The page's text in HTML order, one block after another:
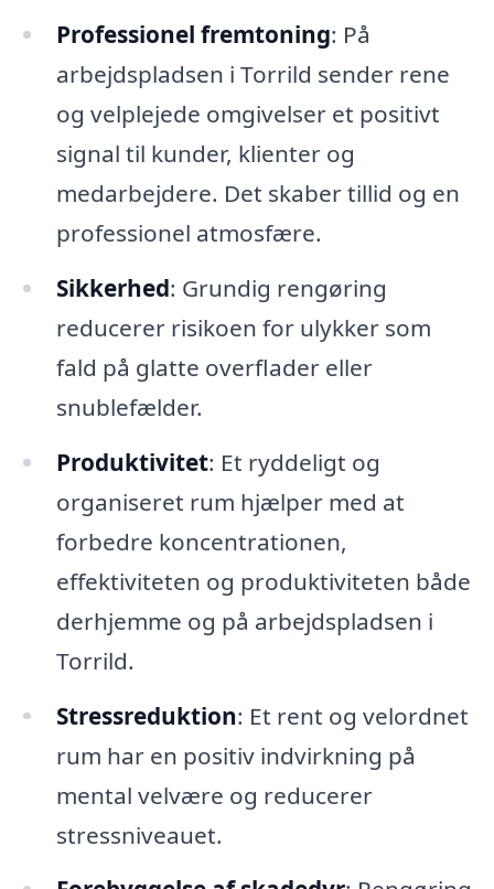
Professionel fremtoning: På
arbejdspladsen i Torrild sender rene
og velplejede omgivelser et positivt
signal til kunder, klienter og
medarbejdere. Det skaber tillid og en
professionel atmosfære.
Sikkerhed: Grundig rengøring
reducerer risikoen for ulykker som
fald på glatte overflader eller
snublefælder.
Produktivitet: Et ryddeligt og
organiseret rum hjælper med at
forbedre koncentrationen,
effektiviteten og produktiviteten både
derhjemme og på arbejdspladsen i
Torrild.
Stressreduktion: Et rent og velordnet
rum har en positiv indvirkning på
mental velvære og reducerer
stressniveauet.